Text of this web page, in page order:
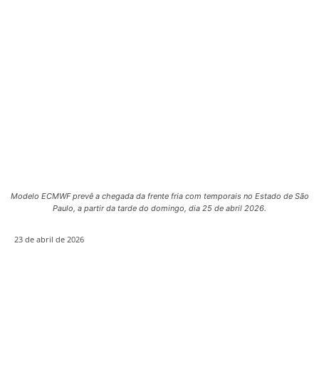
Modelo ECMWF prevê a chegada da frente fria com temporais no Estado de São
Paulo, a partir da tarde do domingo, dia 25 de abril 2026.
23 de abril de 2026